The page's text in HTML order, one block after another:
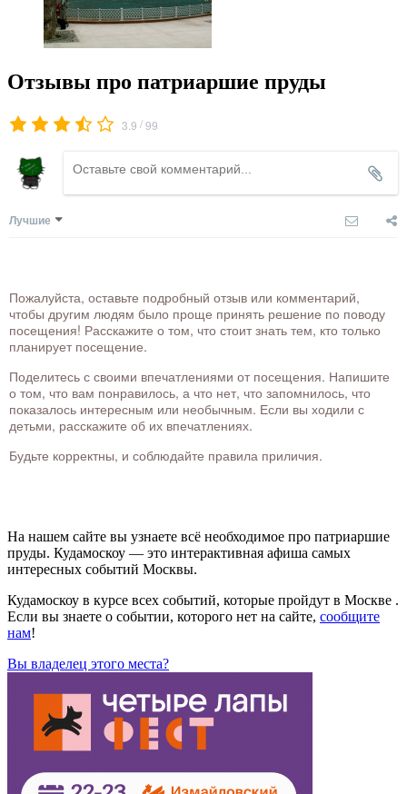
Отзывы про патриаршие пруды
3.9 /99
Лучшие
Пожалуйста, оставьте подробный отзыв или комментарий,
чтобы другим людям было проще принять решение по поводу
посещения! Расскажите о том, что стоит знать тем, кто только
планирует посещение.
Поделитесь с своими впечатлениями от посещения. Напишите
о том, что вам понравилось, а что нет, что запомнилось, что
показалось интересным или необычным. Если вы ходили с
детьми, расскажите об их впечатлениях.
Будьте корректны, и соблюдайте правила приличия.
На нашем сайте вы узнаете всё необходимое про патриаршие
пруды. Кудамоскоу — это интерактивная афиша самых
интересных событий Москвы.
Кудамоскоу в курсе всех событий, которые пройдут в Москве .
Если вы знаете о событии, которого нет на сайте, сообщите
нам!
Вы владелец этого места?